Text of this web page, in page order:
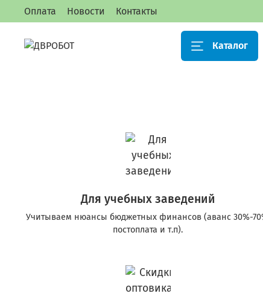
Оплата Новости Контакты
Каталог
Для учебных заведений
Учитываем нюансы бюджетных финансов (аванс 30%-
постоплата и т.п).